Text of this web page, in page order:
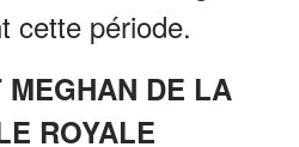
cette période.
MEGHAN DE LA
ROYALE